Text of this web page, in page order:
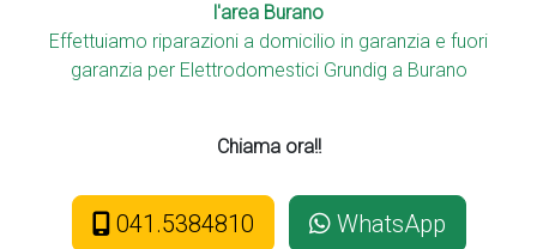
l'area Burano
Effettuiamo riparazioni a domicilio in garanzia e fuori
garanzia per Elettrodomestici Grundig a Burano
Chiama ora!!
041.5384810 WhatsApp